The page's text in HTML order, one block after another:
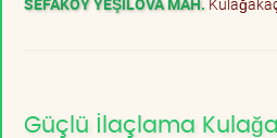
Güçlü İlaçlama